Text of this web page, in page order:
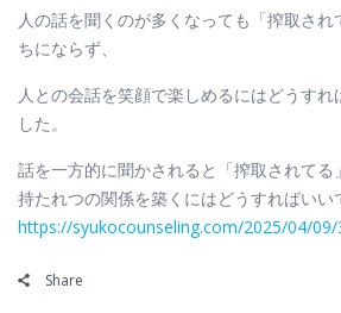
人の話を聞くのが多くなっても「搾取さ
ちにならず、
人との会話を笑顔で楽しめるにはどうすれ
した。
話を一方的に聞かされると「搾取されてる
持たれつの関係を築くにはどうすればいい
https://syukocounseling.com/2025/04/09/
Share